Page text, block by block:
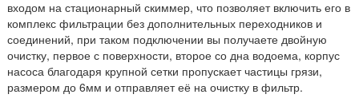
входом на стационарный скиммер, что позволяет включить его в
комплекс фильтрации без дополнительных переходников и
соединений, при таком подключении вы получаете двойную
очистку, первое с поверхности, второе со дна водоема, корпус
насоса благодаря крупной сетки пропускает частицы грязи,
размером до 6мм и отправляет её на очистку в фильтр.